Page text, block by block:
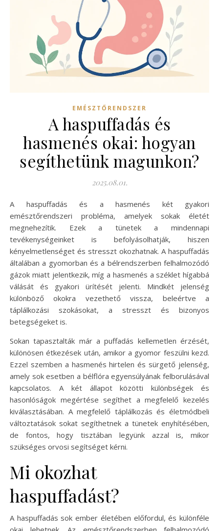
EMÉSZTŐRENDSZER
A haspuffadás és
hasmenés okai: hogyan
segíthetünk magunkon?
2025.08.01.
A haspuffadás és a hasmenés két gyakori
emésztőrendszeri probléma, amelyek sokak életét
megnehezítik. Ezek a tünetek a mindennapi
tevékenységeinket is befolyásolhatják, hiszen
kényelmetlenséget és stresszt okozhatnak. A haspuffadás
általában a gyomorban és a bélrendszerben felhalmozódó
gázok miatt jelentkezik, míg a hasmenés a széklet hígabbá
válását és gyakori ürítését jelenti. Mindkét jelenség
különböző okokra vezethető vissza, beleértve a
táplálkozási szokásokat, a stresszt és bizonyos
betegségeket is.
Sokan tapasztalták már a puffadás kellemetlen érzését,
különösen étkezések után, amikor a gyomor feszülni kezd.
Ezzel szemben a hasmenés hirtelen és sürgető jelenség,
amely sok esetben a bélflóra egyensúlyának felborulásával
kapcsolatos. A két állapot közötti különbségek és
hasonlóságok megértése segíthet a megfelelő kezelés
kiválasztásában. A megfelelő táplálkozás és életmódbeli
változtatások sokat segíthetnek a tünetek enyhítésében,
de fontos, hogy tisztában legyünk azzal is, mikor
szükséges orvosi segítséget kérni.
Mi okozhat
haspuffadást?
A haspuffadás sok ember életében előfordul, és különféle